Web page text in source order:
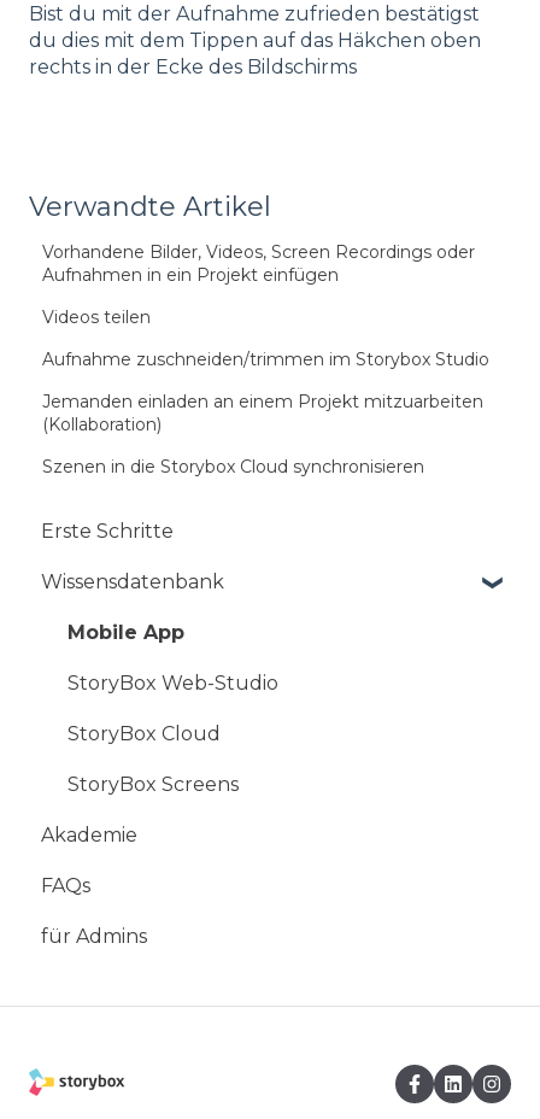
Bist du mit der Aufnahme zufrieden bestätigst
du dies mit dem Tippen auf das Häkchen oben
rechts in der Ecke des Bildschirms
Verwandte Artikel
Vorhandene Bilder, Videos, Screen Recordings oder
Aufnahmen in ein Projekt einfügen
Videos teilen
Aufnahme zuschneiden/trimmen im Storybox Studio
Jemanden einladen an einem Projekt mitzuarbeiten
(Kollaboration)
Szenen in die Storybox Cloud synchronisieren
Erste Schritte
Wissensdatenbank
Mobile App
StoryBox Web-Studio
StoryBox Cloud
StoryBox Screens
Akademie
FAQs
für Admins